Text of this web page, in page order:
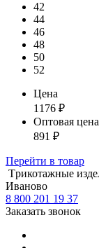
42
44
46
48
50
52
Цена
1176 ₽
Оптовая цена
891 ₽
Перейти в товар
Tрикотажные
Иваново
8 800 201 19 37
Заказать звонок